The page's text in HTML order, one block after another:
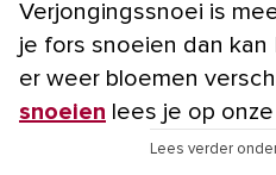
Verjongingssnoei is
je fors snoeien dan
er weer bloemen
snoeien lees je op
Lees verder